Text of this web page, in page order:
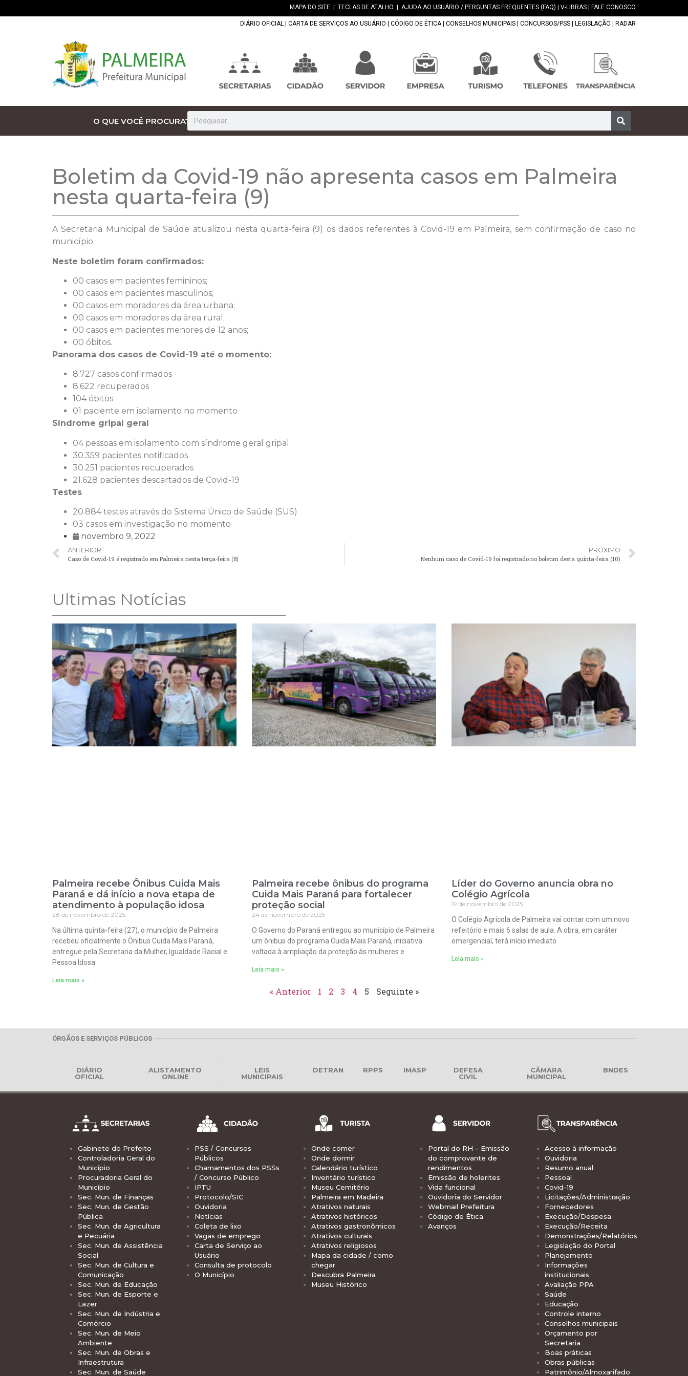
MAPA DO SITE TECLAS DE ATALHO AJUDA AO USUÁRIO / PERGUNTAS FREQUENTES (FAQ) V-LIBRAS FALE CONOSCO
DIÁRIO OFICIAL CARTA DE SERVIÇOS AO USUÁRIO CÓDIGO DE ÉTICA| CONSELHOS MUNICIPAIS CONCURSOS/PSS LEGISLAÇÃO RADAR
O QUE VOCÊ PROCURA?
Boletim da Covid-19 não apresenta casos em Palmeira
nesta quarta-feira (9)
A Secretaria Municipal de Saúde atualizou nesta quarta-feira (9) os dados referentes à Covid-19 em Palmeira, sem confirmação de caso no
município.
Neste boletim foram confirmados:
00 casos em pacientes femininos;
00 casos em pacientes masculinos;
00 casos em moradores da área urbana;
00 casos em moradores da área rural;
00 casos em pacientes menores de 12 anos;
00 óbitos.
Panorama dos casos de Covid-19 até o momento:
8.727 casos confirmados
8.622 recuperados
104 óbitos
01 paciente em isolamento no momento
Síndrome gripal geral
04 pessoas em isolamento com síndrome geral gripal
30.359 pacientes notificados
30.251 pacientes recuperados
21.628 pacientes descartados de Covid-19
Testes
20.884 testes através do Sistema Único de Saúde (SUS)
03 casos em investigação no momento
novembro 9, 2022
ANTERIOR
Caso de Covid-19 é registrado em Palmeira nesta terça-feira (8)
PRÓXIMO
Nenhum caso de Covid-19 foi registrado no boletim desta quinta-feira (10)
Ultimas Notícias
Palmeira recebe Ônibus Cuida Mais
Paraná e dá início a nova etapa de
atendimento à população idosa
28 de novembro de 2025
Na última quinta-feira (27), o município de Palmeira
recebeu oficialmente o Ônibus Cuida Mais Paraná,
entregue pela Secretaria da Mulher, Igualdade Racial e
Pessoa Idosa.
Leia mais »
Palmeira recebe ônibus do programa
Cuida Mais Paraná para fortalecer
proteção social
24 de novembro de 2025
O Governo do Paraná entregou ao município de Palmeira
um ônibus do programa Cuida Mais Paraná, iniciativa
voltada à ampliação da proteção às mulheres e
Leia mais »
Líder do Governo anuncia obra no
Colégio Agrícola
19 de novembro de 2025
O Colégio Agrícola de Palmeira vai contar com um novo
refeitório e mais 6 salas de aula. A obra, em caráter
emergencial, terá início imediato
Leia mais »
« Anterior 1 2 3 4 5 Seguinte »
ÓRGÃOS E SERVIÇOS PÚBLICOS
DIÁRIO
OFICIAL
ALISTAMENTO
ONLINE
LEIS
MUNICIPAIS
DETRAN RPPS IMASP
DEFESA
CIVIL
CÂMARA
MUNICIPAL
BNDES
Gabinete do Prefeito
Controladoria Geral do
Município
Procuradoria Geral do
Município
Sec. Mun. de Finanças
Sec. Mun. de Gestão
Pública
Sec. Mun. de Agricultura
e Pecuária
Sec. Mun. de Assistência
Social
Sec. Mun. de Cultura e
Comunicação
Sec. Mun. de Educação
Sec. Mun. de Esporte e
Lazer
Sec. Mun. de Indústria e
Comércio
Sec. Mun. de Meio
Ambiente
Sec. Mun. de Obras e
Infraestrutura
Sec. Mun. de Saúde
PSS / Concursos
Públicos
Chamamentos dos PSSs
/ Concurso Público
IPTU
Protocolo/SIC
Ouvidoria
Notícias
Coleta de lixo
Vagas de emprego
Carta de Serviço ao
Usuário
Consulta de protocolo
O Município
Onde comer
Onde dormir
Calendário turístico
Inventário turístico
Museu Cemitério
Palmeira em Madeira
Atrativos naturais
Atrativos históricos
Atrativos gastronômicos
Atrativos culturais
Atrativos religiosos
Mapa da cidade / como
chegar
Descubra Palmeira
Museu Histórico
Portal do RH – Emissão
do comprovante de
rendimentos
Emissão de holerites
Vida funcional
Ouvidoria do Servidor
Webmail Prefeitura
Código de Ética
Avanços
Acesso à informação
Ouvidoria
Resumo anual
Pessoal
Covid-19
Licitações/Administração
Fornecedores
Execução/Despesa
Execução/Receita
Demonstrações/Relatórios
Legislação do Portal
Planejamento
Informações
institucionais
Avaliação PPA
Saúde
Educação
Controle interno
Conselhos municipais
Orçamento por
Secretaria
Boas práticas
Obras públicas
Patrimônio/Almoxarifado